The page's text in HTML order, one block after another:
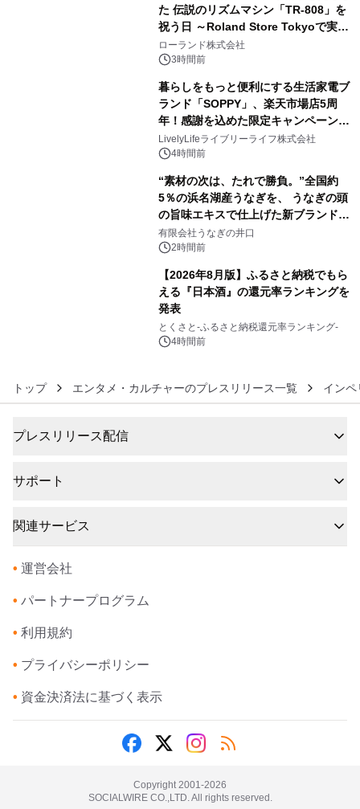
た 伝説のリズムマシン「TR-808」を
祝う日 ～Roland Store Tokyoで実機
を展示しての 記念キャンペーンを開
催 英国ラジオ「NTS」の 特別プログ
アーティストを フィーチャーしたアニ
メーションを公開～
ローランド株式会社
3時間前
暮らしをもっと便利にする生活家電ブ
ランド「SOPPY」、楽天市場店5周
年！感謝を込めた限定キャンペーンを
8月10日より開催
LivelyLifeライブリーライフ株式会社
4時間前
“素材の次は、たれで勝負。”全国約
5％の浜名湖産うなぎを、 うなぎの頭
の旨味エキスで仕上げた新ブランド
「井口の誉」誕生
有限会社うなぎの井口
2時間前
【2026年8月版】ふるさと納税でもら
える『日本酒』の還元率ランキングを
発表
とくさと-ふるさと納税還元率ランキング-
4時間前
トップ エンタメ・カルチャーのプレスリリース一覧 イン
プレスリリース配信
サポート
関連サービス
• 運営会社
• パートナープログラム
• 利用規約
• プライバシーポリシー
• 資金決済法に基づく表示
Copyright 2001-2026
SOCIALWIRE CO.,LTD. All rights reserved.